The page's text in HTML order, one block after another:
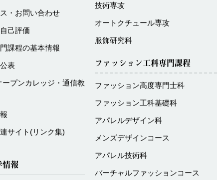
・お問い合わせ
己評価
課程の基本情報
表
ープンカレッジ・通信教
サイト (リンク集)
情報
技術専攻
オートクチュール専攻
服飾研究科
ファッション工科専門課程
ファッション高度専門士科
ファッション工科基礎科
アパレルデザイン科
メンズデザインコース
アパレル技術科
バーチャルファッションコース